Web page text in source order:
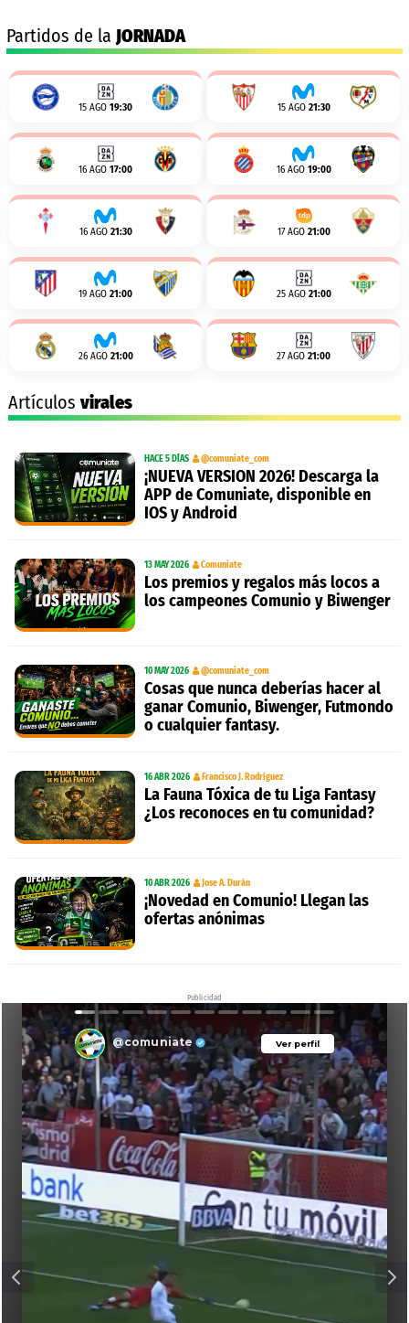
Partidos de la JORNADA
15 AGO 19:30 15 AGO 21:30
16 AGO 17:00 16 AGO 19:00
16 AGO 21:30 17 AGO 21:00
19 AGO 21:00 25 AGO 21:00
26 AGO 21:00 27 AGO 21:00
Artículosvirales
HACE 5 DÍAS @comuniate_com
¡NUEVA VERSION 2026! Descarga la
APP de Comuniate, disponible en
IOS y Android
13 MAY 2026 Comuniate
Los premios y regalos más locos a
los campeones Comunio y Biwenger
10 MAY 2026 @comuniate_com
Cosas que nunca deberías hacer al
ganar Comunio, Biwenger, Futmondo
o cualquier fantasy.
16 ABR 2026 Francisco J. Rodríguez
La Fauna Tóxica de tu Liga Fantasy
¿Los reconoces en tu comunidad?
10 ABR 2026 Jose A. Durán
¡Novedad en Comunio! Llegan las
ofertas anónimas
Publicidad
Ver perfil
@comuniate Ver perfil